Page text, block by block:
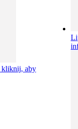
kliknij, aby